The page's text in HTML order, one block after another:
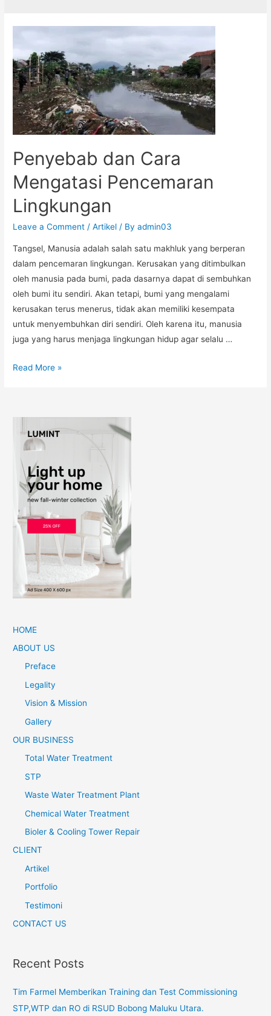
Penyebab dan Cara
Mengatasi Pencemaran
Lingkungan
Leave a Comment /Artikel / Byadmin03
Tangsel, Manusia adalah salah satu makhluk yang berperan
dalam pencemaran lingkungan. Kerusakan yang ditimbulkan
oleh manusia pada bumi, pada dasarnya dapat di sembuhkan
oleh bumi itu sendiri. Akan tetapi, bumi yang mengalami
kerusakan terus menerus, tidak akan memiliki kesempata
untuk menyembuhkan diri sendiri. Oleh karena itu, manusia
juga yang harus menjaga lingkungan hidup agar selalu …
Read More »
HOME
ABOUT US
Preface
Legality
Vision & Mission
Gallery
OUR BUSINESS
Total Water Treatment
STP
Waste Water Treatment Plant
Chemical Water Treatment
Bioler & Cooling Tower Repair
CLIENT
Artikel
Portfolio
Testimoni
CONTACT US
Recent Posts
Tim Farmel Memberikan Training dan Test Commissioning
STP,WTP dan RO di RSUD Bobong Maluku Utara.